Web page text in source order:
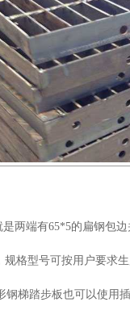
端有65*5的扁钢包边
格型号可按用户要求
梯踏步板也可以使用插